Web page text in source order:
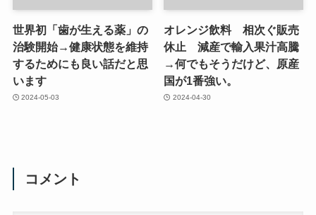
世界初「歯が生える薬」の
治験開始→健康状態を維持
するためにも良い話だと思
います
2024-05-03
オレンジ飲料 相次ぐ販売
休止 減産で輸入果汁高騰
→何でもそうだけど、原産
国が1番強い。
2024-04-30
コメント